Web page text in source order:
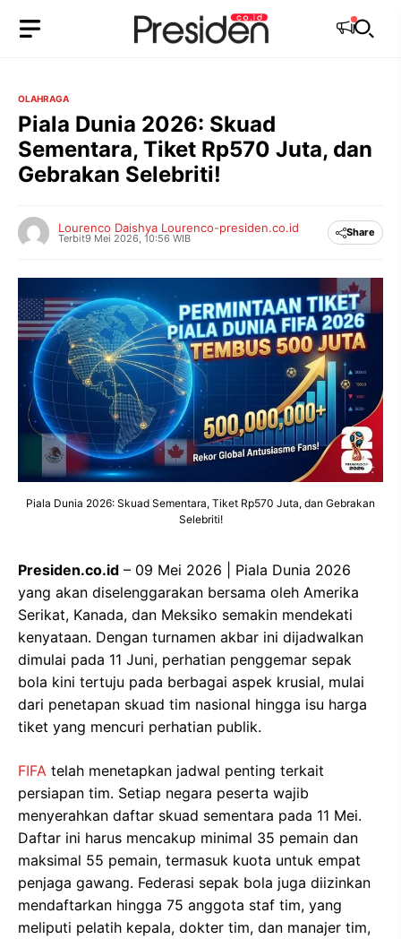
OLAHRAGA
Piala Dunia 2026: Skuad
Sementara, Tiket Rp570 Juta, dan
Gebrakan Selebriti!
Lourenco Daishya Lourenco-presiden.co.id
Terbit9 Mei 2026, 10:56 WIB Share
Piala Dunia 2026: Skuad Sementara, Tiket Rp570 Juta, dan Gebrakan
Selebriti!
Presiden.co.id – 09 Mei 2026 | Piala Dunia 2026
yang akan diselenggarakan bersama oleh Amerika
Serikat, Kanada, dan Meksiko semakin mendekati
kenyataan. Dengan turnamen akbar ini dijadwalkan
dimulai pada 11 Juni, perhatian penggemar sepak
bola kini tertuju pada berbagai aspek krusial, mulai
dari penetapan skuad tim nasional hingga isu harga
tiket yang mencuri perhatian publik.
FIFA telah menetapkan jadwal penting terkait
persiapan tim. Setiap negara peserta wajib
menyerahkan daftar skuad sementara pada 11 Mei.
Daftar ini harus mencakup minimal 35 pemain dan
maksimal 55 pemain, termasuk kuota untuk empat
penjaga gawang. Federasi sepak bola juga diizinkan
mendaftarkan hingga 75 anggota staf tim, yang
meliputi pelatih kepala, dokter tim, dan manajer tim,